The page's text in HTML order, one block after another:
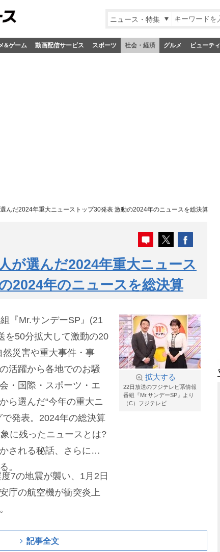
ニュース・特集
&ゲーム 動画配信サービス スポーツ 社会・経済 グルメ ビューティ
選んだ2024年重大ニューストップ30発表 激動の2024年のニュースを総決算
が選んだ2024年重大ニュース
2024年のニュースを総決算
拡大する
22日放送のフジテレビ系情報
番組『Mr.サンデーSP』より
（C）フジテレビ
『Mr.サンデーSP』(21
を50分拡大して激動の20
災害や重大事件・事
活躍から各地でのお騒
・国際・スポーツ・エ
ら選んだ“今年の重大ニ
発表。2024年の総決算
に残ったニュースとは?
される秘話、さらにあ
。
7の地震が襲い、1月2日
庁の航空機が衝突炎上
記事全文